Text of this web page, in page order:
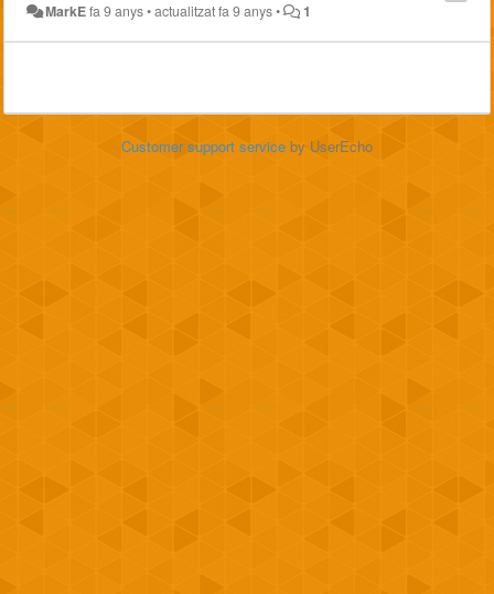
MarkEfa 9 anys•actualitzatfa 9 anys• 1
Customer support service by UserEcho